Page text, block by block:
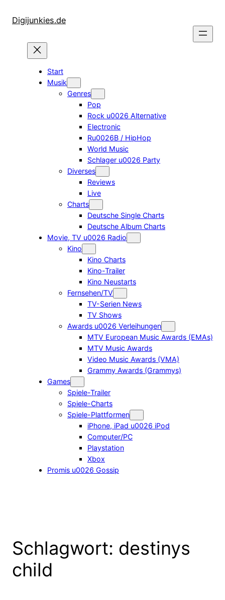
InhaltDigijunkies.de
Start
Musik
Genres
Pop
Rock u0026 Alternative
Electronic
Ru0026B / HipHop
World Music
Schlager u0026 Party
Diverses
Reviews
Live
Charts
Deutsche Single Charts
Deutsche Album Charts
Movie, TV u0026 Radio
Kino
Kino Charts
Kino-Trailer
Kino Neustarts
Fernsehen/TV
TV-Serien News
TV Shows
Awards u0026 Verleihungen
MTV European Music Awards (EMAs)
MTV Music Awards
Video Music Awards (VMA)
Grammy Awards (Grammys)
Games
Spiele-Trailer
Spiele-Charts
Spiele-Plattformen
iPhone, iPad u0026 iPod
Computer/PC
Playstation
Xbox
Promis u0026 Gossip
Schlagwort: destinys
child